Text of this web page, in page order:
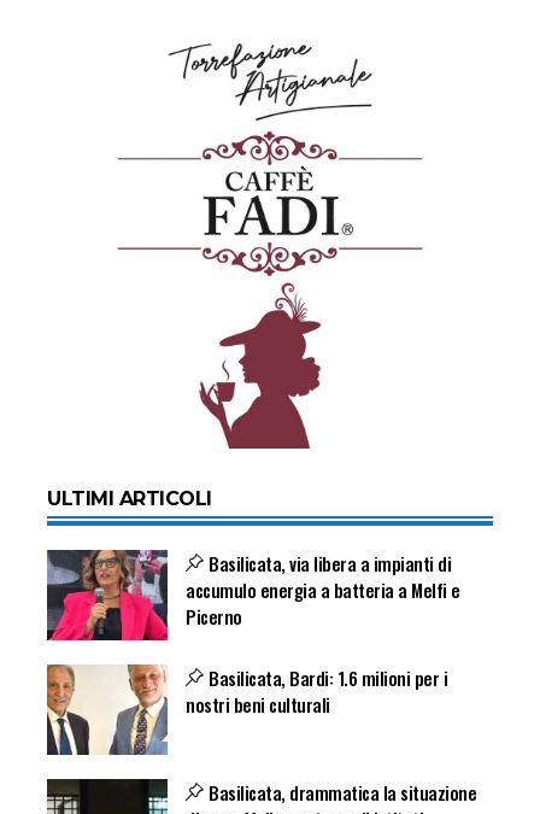
ULTIMI ARTICOLI
Basilicata, via libera a impianti di
accumulo energia a batteria a Melfi e
Picerno
Basilicata, Bardi: 1.6 milioni per i
nostri beni culturali
Basilicata, drammatica la situazione